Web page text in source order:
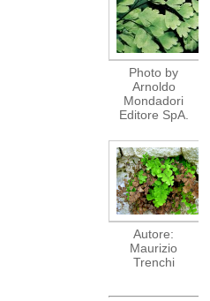
Photo by
Arnoldo
Mondadori
Editore SpA.
Autore:
Maurizio
Trenchi